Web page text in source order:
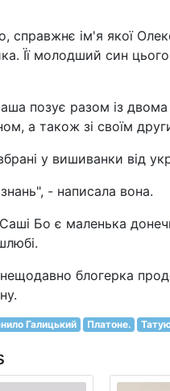
справжнє ім'я якої
Її молодший син
позує разом із
а також зі своїм
у вишиванки від
- написала вона.
Бо є маленька
блогерка
Галицький Платоне.